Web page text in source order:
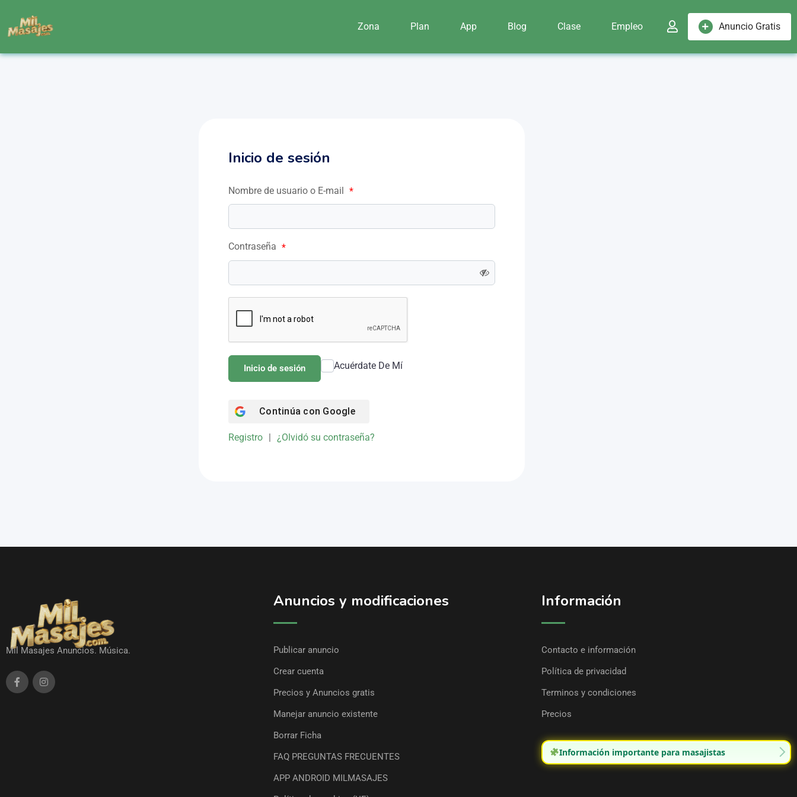
Anuncio Gratis
Zona Plan App Blog Clase Empleo
Inicio de sesión
Nombre de usuario o E-mail *
Contraseña *
Inicio de sesión Acuérdate De Mí
Continúa con Google
Registro | ¿Olvidó su contraseña?
Mil Masajes Anuncios. Música.
Anuncios y modificaciones
Publicar anuncio
Crear cuenta
Precios y Anuncios gratis
Manejar anuncio existente
Borrar Ficha
FAQ PREGUNTAS FRECUENTES
APP ANDROID MILMASAJES
Información
Contacto e información
Política de privacidad
Terminos y condiciones
Precios
Información importante para masajistas